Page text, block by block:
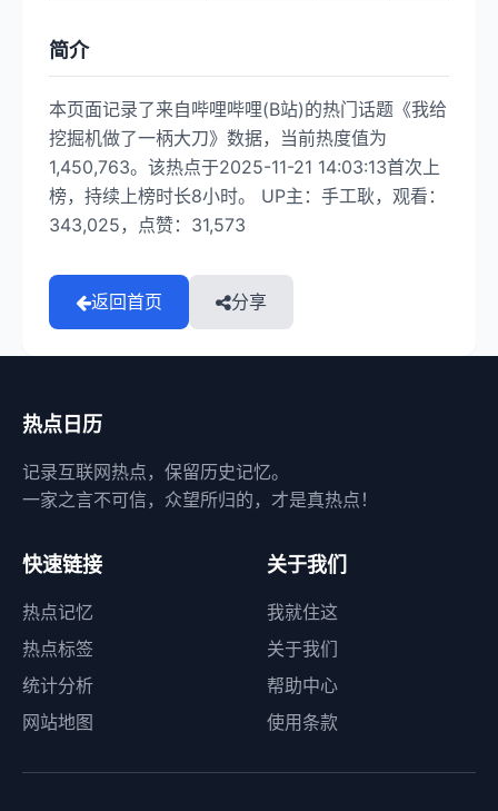
简介
本页面记录了来自哔哩哔哩(B站)的热门话题《我给
挖掘机做了一柄大刀》数据，当前热度值为
1,450,763。该热点于2025-11-21 14:03:13首次上
榜，持续上榜时长8小时。 UP主：手工耿，观看：
343,025，点赞：31,573
返回首页 分享
热点日历
记录互联网热点，保留历史记忆。
一家之言不可信，众望所归的，才是真热点！
快速链接
热点记忆
热点标签
统计分析
网站地图
关于我们
我就住这
关于我们
帮助中心
使用条款